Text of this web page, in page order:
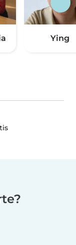
Ying